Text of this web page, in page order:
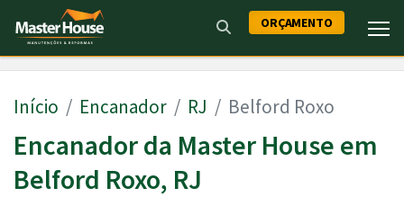
ORÇAMENTO
Início Encanador RJ Belford Roxo
Encanador da Master House em
Belford Roxo, RJ